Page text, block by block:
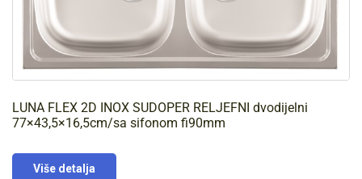
LUNA FLEX 2D INOX SUDOPER RELJEFNI dvodijelni
77×43,5×16,5cm/sa sifonom fi90mm
Više detalja